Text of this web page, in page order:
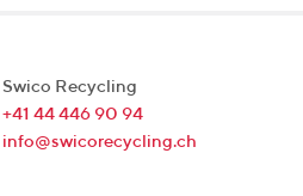
Swico Recycling
+41 44 446 90 94
info@swicorecycling.ch